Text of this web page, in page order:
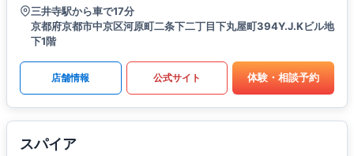
三井寺駅から車で17分
京都府京都市中京区河原町二条下二丁目下丸屋町394Y.J.Kビル地
下1階
店舗情報 公式サイト 体験・相談予約
スパイア